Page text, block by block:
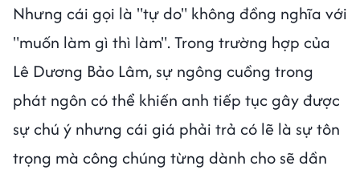
Nhưng cái gọi là "tự do" không đồng nghĩa với
"muốn làm gì thì làm". Trong trường hợp của
Lê Dương Bảo Lâm, sự ngông cuồng trong
phát ngôn có thể khiến anh tiếp tục gây được
sự chú ý nhưng cái giá phải trả có lẽ là sự tôn
trọng mà công chúng từng dành cho sẽ dần